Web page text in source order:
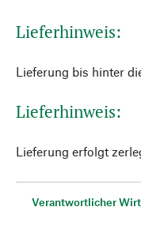
Lieferhinweis:
Lieferung bis hinter
Lieferhinweis:
Lieferung erfolgt
Verantwortlicher